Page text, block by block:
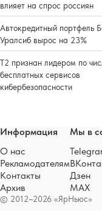
влияет на спрос россиян
Автокредитный портфель
Уралсиб вырос на 23%
Т2 признан лидером по
бесплатных сервисов
кибербезопасности
© 2012–2026 «ЯрНьюс»
Информация
О нас
Рекламодателям
Контакты
Архив
Мы в
Дзен
MAX